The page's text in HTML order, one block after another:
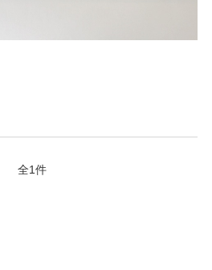
全1件